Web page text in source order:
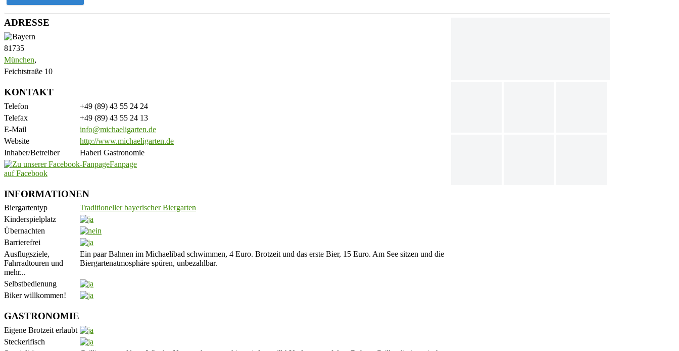
ADRESSE
81735
München,
Feichtstraße 10
KONTAKT
Telefon
+49 (89) 43 55 24 24
Telefax
+49 (89) 43 55 24 13
E-Mail
info@michaeligarten.de
Website
http://www.michaeligarten.de
Inhaber/Betreiber
Haberl Gastronomie
Fanpage
auf Facebook
INFORMATIONEN
Biergartentyp
Traditioneller bayerischer Biergarten
Kinderspielplatz
Übernachten
Barrierefrei
Ausflugsziele,
Fahrradtouren und
mehr...
Ein paar Bahnen im Michaelibad schwimmen, 4 Euro. Brotzeit und das erste Bier, 15 Euro. Am See sitzen und die
Biergartenatmosphäre spüren, unbezahlbar.
Selbstbedienung
Biker willkommen!
GASTRONOMIE
Eigene Brotzeit erlaubt
Steckerlfisch